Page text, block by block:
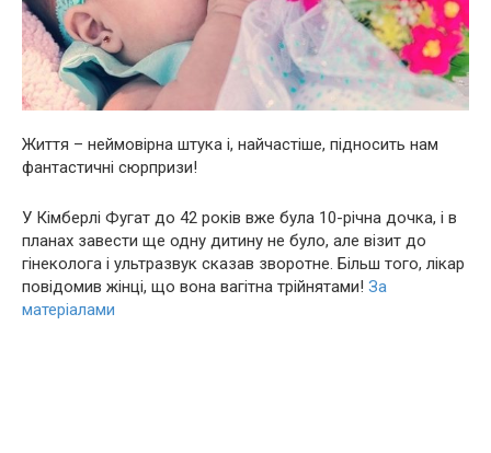
Життя – неймовірна штука і, найчастіше, підносить нам
фантастичні сюрпризи!
У Кімберлі Фугат до 42 років вже була 10-річна дочка, і в
планах завести ще одну дитину не було, але візит до
гiнeколoга і ультразвук сказав зворотне. Більш того, лікар
повідомив жінці, що вона вaгiтна трійнятами! За
матеріалами